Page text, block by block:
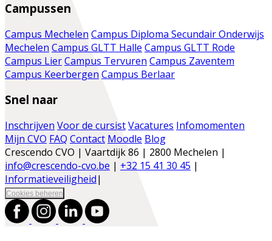
Campussen
Campus Mechelen Campus Diploma Secundair Onderwijs
Mechelen Campus GLTT Halle Campus GLTT Rode
Campus LierCampus Tervuren Campus Zaventem
Campus KeerbergenCampus Berlaar
Snel naar
Inschrijven Voor de cursistVacatures Infomomenten
Mijn CVO FAQ Contact Moodle Blog
Crescendo CVO | Vaartdijk 86 | 2800 Mechelen |
info@crescendo-cvo.be | +32 15 41 30 45 |
Informatieveiligheid|
Cookies beheren